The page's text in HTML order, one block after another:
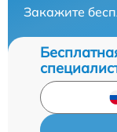
Закажите